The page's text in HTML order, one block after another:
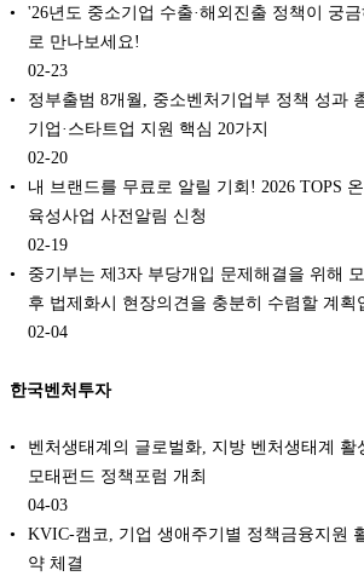
'26년도 중소기업 수출·해외진출 정책이 궁
로 만나보세요!
02-23
정부출범 8개월, 중소벤처기업부 정책 성과
기업·스타트업 지원 핵심 20가지
02-20
내 브랜드를 무료로 알릴 기회! 2026 TOPS
육성사업 사전알림 신청
02-19
중기부는 제3자 부당개입 문제해결을 위해
후 법제화시 현장의견을 충분히 수렴할 계획
02-04
한국벤처투자
벤처생태계의 글로벌화, 지방 벤처생태계 활
모태펀드 정책포럼 개최
04-03
KVIC-캠코, 기업 생애주기별 정책금융지원
약 체결